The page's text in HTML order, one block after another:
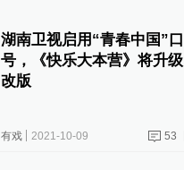
湖南卫视启用“青春中国”口
号，《快乐大本营》将升级
改版
有戏 2021-10-09 53